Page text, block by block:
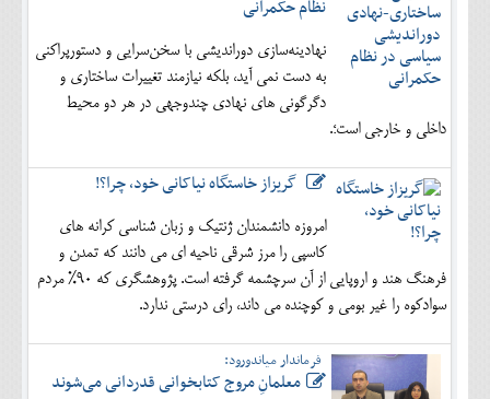
نظام حکمرانی
نهادینه‌سازی دوراندیشی با سخن‌سرایی و دستورپراکنی
به دست نمی آید، بلکه نیازمند تغییرات ساختاری و
دگرگونی های نهادی چندوجهی در هر دو محیط
داخلی و خارجی است؛.
گریزاز خاستگاه نیاکانی خود، چرا؟!
امروزه دانشمندان ژنتیک و زبان شناسی کرانه های
کاسپی را مرز شرقی ناحیه ای می دانند که تمدن و
فرهنگ هند و اروپایی از آن سرچشمه گرفته است. پژوهشگری که 90% مردم
سوادکوه را غیر بومی و کوچنده می داند، رای درستی ندارد.
فرماندار میاندورود:
معلمانِ مروج کتابخوانی قدردانی می‌شوند